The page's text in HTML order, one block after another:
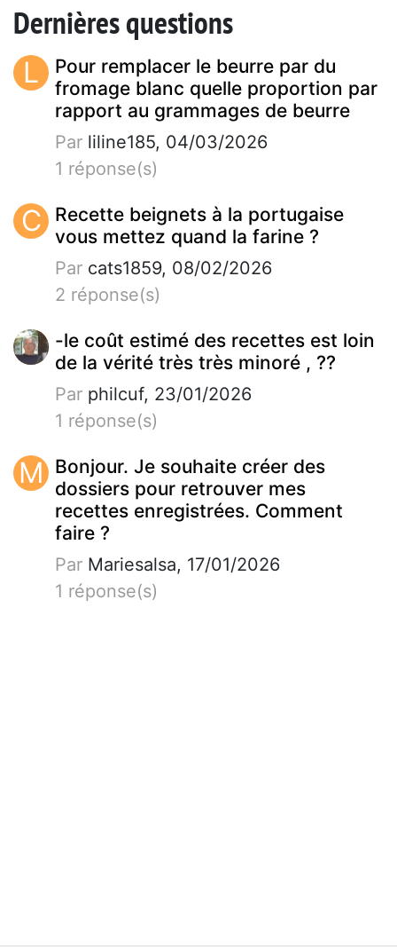
Dernières questions
L
Pour remplacer le beurre par du
fromage blanc quelle proportion par
rapport au grammages de beurre
Par liline185, 04/03/2026
1 réponse(s)
C
Recette beignets à la portugaise
vous mettez quand la farine ?
Par cats1859, 08/02/2026
2 réponse(s)
-le coût estimé des recettes est loin
de la vérité très très minoré , ??
Par philcuf, 23/01/2026
1 réponse(s)
M Bonjour. Je souhaite créer des
dossiers pour retrouver mes
recettes enregistrées. Comment
faire ?
Par Mariesalsa, 17/01/2026
1 réponse(s)